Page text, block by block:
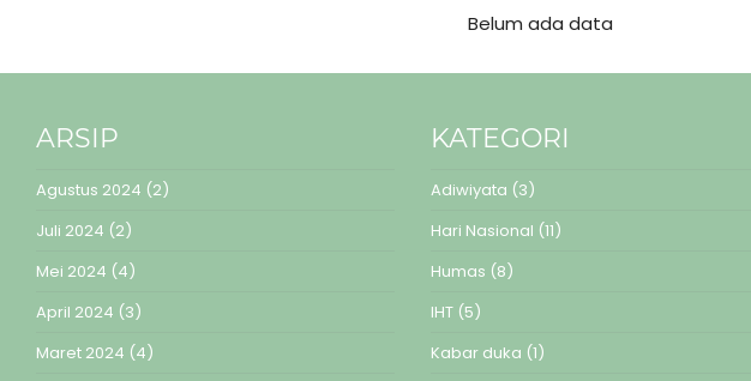
Belum ada data
ARSIP
Agustus 2024 (2)
Juli 2024 (2)
Mei 2024 (4)
April 2024 (3)
Maret 2024 (4)
KATEGORI
Adiwiyata (3)
Hari Nasional (11)
Humas (8)
IHT(5)
Kabar duka (1)